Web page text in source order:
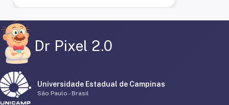
Dr Pixel 2.0
Universidade Estadual de Campinas
São Paulo - Brasil